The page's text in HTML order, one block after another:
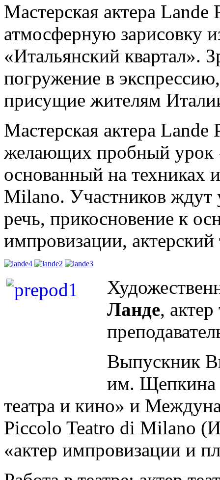
Мастерская актера Lande
атмосферную зарисовку
«Итальянский квартал».
погружение в
присущие жителям
Мастерская актера Lande
желающих пробный урок
основанный на техниках
Milano. Участников ждут
речь, прикосновение к
импровизации,
Ланде,
Выпускник
им. Щепкина
театра и кино» и
Piccolo Teatro di Milano
«актер импровизации и